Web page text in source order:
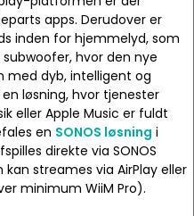
apps. Derudover er
inden for hjemmelyd, som
hvor den nye
med dyb, intelligent og
løsning, hvor tjenester
eller Apple Music er fuldt
en SONOS løsning i
direkte via SONOS
streames via AirPlay eller
minimum WiiM Pro).